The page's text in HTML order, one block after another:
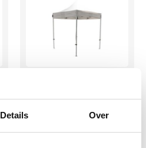
Details Over
(excl. zijwanden)
€
(excl. btw)